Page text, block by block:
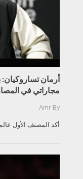
أرمان
مجاراتي في
By
Amr
أكد المصنف الأول